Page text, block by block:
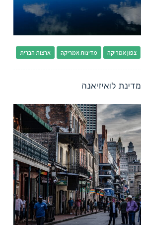
ארצות הברית מדינות אמריקה צפון אמריקה
מדינת לואיזיאנה